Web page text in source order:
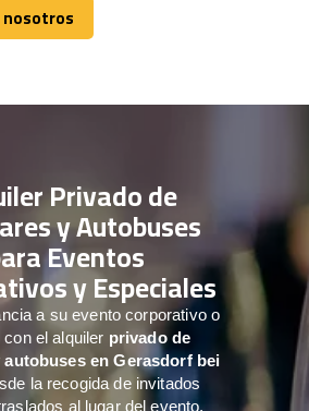
nosotros
nosotros
Privado de
y Autobuses
Eventos
y Especiales
a su evento corporativo o
el alquiler privado de
autobuses en Gerasdorf bei
la recogida de invitados
al lugar del evento,